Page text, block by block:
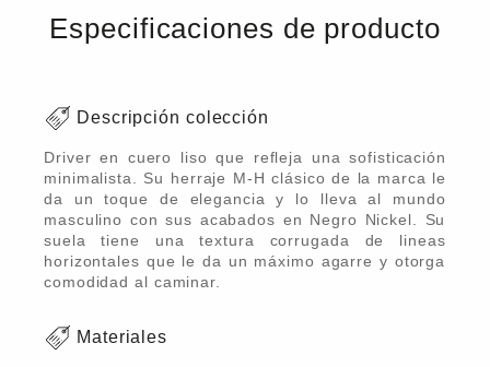
Especificaciones de producto
Descripción colección
Driver en cuero liso que refleja una sofisticación
minimalista. Su herraje M-H clásico de la marca le
da un toque de elegancia y lo lleva al mundo
masculino con sus acabados en Negro Nickel. Su
suela tiene una textura corrugada de lineas
horizontales que le da un máximo agarre y otorga
comodidad al caminar.
Materiales